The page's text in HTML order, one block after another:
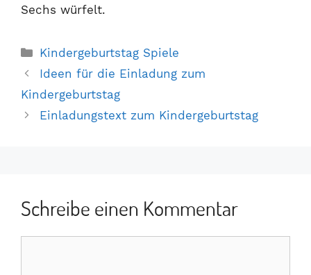
Sechs würfelt.
Kategorien
Kindergeburtstag Spiele
Ideen für die Einladung zum
Kindergeburtstag
Einladungstext zum Kindergeburtstag
Schreibe einen Kommentar